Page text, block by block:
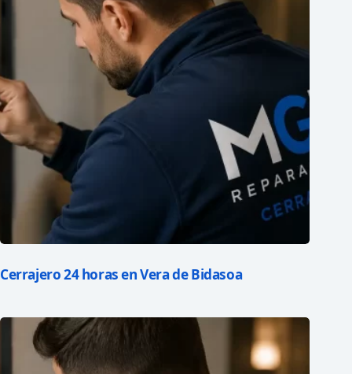
Cerrajero 24 horas en Vera de Bidasoa